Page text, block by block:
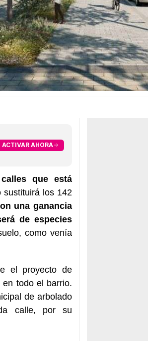
ACTIVAR AHORA
que está
sustituirá los 142
una ganancia
de especies
como venía
el proyecto de
en todo el barrio.
de arbolado
calle, por su